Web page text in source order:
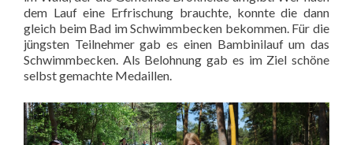
dem Lauf eine Erfrischung brauchte, konnte die dann
gleich beim Bad im Schwimmbecken bekommen. Für die
jüngsten Teilnehmer gab es einen Bambinilauf um das
Schwimmbecken. Als Belohnung gab es im Ziel schöne
selbst gemachte Medaillen.